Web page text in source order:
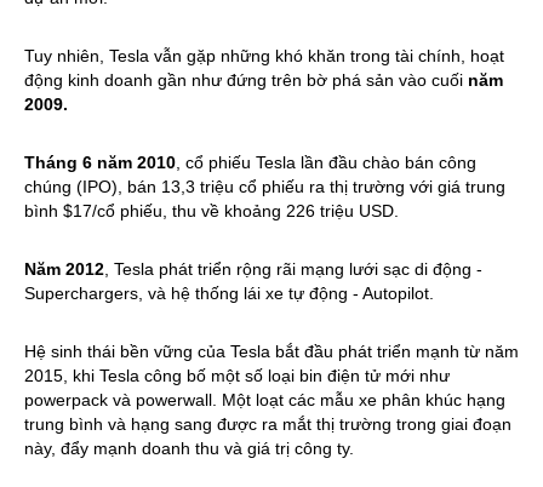
Tuy nhiên, Tesla vẫn gặp những khó khăn trong tài chính, hoạt
động kinh doanh gần như đứng trên bờ phá sản vào cuối năm
2009.
Tháng 6 năm 2010, cổ phiếu Tesla lần đầu chào bán công
chúng (IPO), bán 13,3 triệu cổ phiếu ra thị trường với giá trung
bình $17/cổ phiếu, thu về khoảng 226 triệu USD.
Năm 2012, Tesla phát triển rộng rãi mạng lưới sạc di động -
Superchargers, và hệ thống lái xe tự động - Autopilot.
Hệ sinh thái bền vững của Tesla bắt đầu phát triển mạnh từ năm
2015, khi Tesla công bố một số loại bin điện tử mới như
powerpack và powerwall. Một loạt các mẫu xe phân khúc hạng
trung bình và hạng sang được ra mắt thị trường trong giai đoạn
này, đẩy mạnh doanh thu và giá trị công ty.